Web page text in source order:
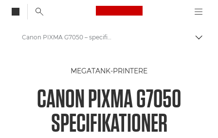
Canon Logo, back
Skift
Printere fra Canon
Canon PIXMA G7050 – printere
Canon PIXMA G7050 – specifikationer
MEGATANK-PRINTERE
CANON PIXMA G7050
SPECIFIKATIONER